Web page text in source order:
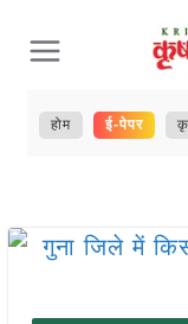
content
होम ई-पेपर